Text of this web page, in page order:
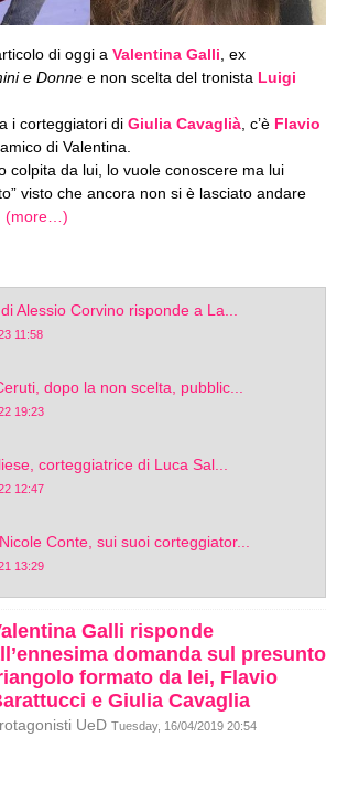
di oggi a Valentina Galli, ex
e Donne e non scelta del tronista Luigi
i corteggiatori di Giulia Cavaglià, c’è Flavio
di Valentina.
colpita da lui, lo vuole conoscere ma lui
visto che ancora non si è lasciato andare
(more…)
di Alessio Corvino risponde a La...
11:58
dopo la non scelta, pubblic...
19:23
corteggiatrice di Luca Sal...
12:47
Conte, sui suoi corteggiator...
13:29
Galli risponde
domanda sul presunto
formato da lei, Flavio
e Giulia Cavaglia
UeD Tuesday, 16/04/2019 20:54